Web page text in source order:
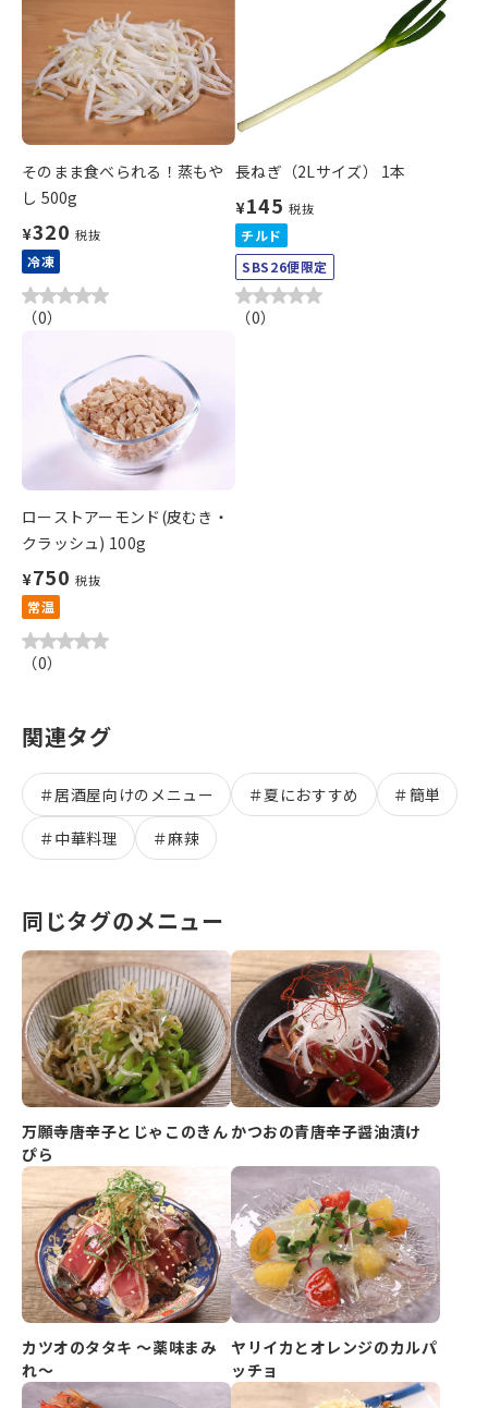
そのまま食べられる！蒸もや
し 500g
¥320 税抜
冷凍
（0）
長ねぎ（2Lサイズ） 1本
¥145 税抜
チルド
SBS26便限定
（0）
ローストアーモンド(皮むき・
クラッシュ) 100g
¥750 税抜
常温
（0）
関連タグ
＃居酒屋向けのメニュー ＃夏におすすめ ＃簡単
＃中華料理 ＃麻辣
同じタグのメニュー
万願寺唐辛子とじゃこのきん
ぴら
かつおの青唐辛子醤油漬け
カツオのタタキ ～薬味まみ
れ～
ヤリイカとオレンジのカルパ
ッチョ